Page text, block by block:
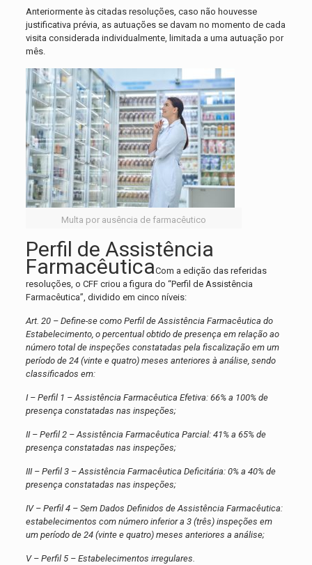
Anteriormente às citadas resoluções, caso não houvesse
justificativa prévia, as autuações se davam no momento de cada
visita considerada individualmente, limitada a uma autuação por
mês.
Multa por ausência de farmacêutico
Perfil de Assistência
FarmacêuticaCom a edição das referidas
resoluções, o CFF criou a figura do “Perfil de Assistência
Farmacêutica”, dividido em cinco níveis:
Art. 20 – Define-se como Perfil de Assistência Farmacêutica do
Estabelecimento, o percentual obtido de presença em relação ao
número total de inspeções constatadas pela fiscalização em um
período de 24 (vinte e quatro) meses anteriores à análise, sendo
classificados em:
I – Perfil 1 – Assistência Farmacêutica Efetiva: 66% a 100% de
presença constatadas nas inspeções;
II – Perfil 2 – Assistência Farmacêutica Parcial: 41% a 65% de
presença constatadas nas inspeções;
III – Perfil 3 – Assistência Farmacêutica Deficitária: 0% a 40% de
presença constatadas nas inspeções;
IV – Perfil 4 – Sem Dados Definidos de Assistência Farmacêutica:
estabelecimentos com número inferior a 3 (três) inspeções em
um período de 24 (vinte e quatro) meses anteriores a análise;
V – Perfil 5 – Estabelecimentos irregulares.